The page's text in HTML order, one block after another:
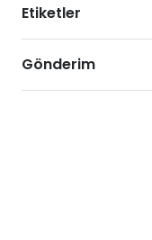
Fiyatları
adet
Etiketler
Gönderim